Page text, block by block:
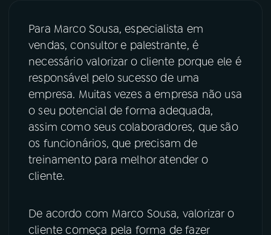
04PROGRAMAS
PODCASTS
06VIDEOCASTS
ACOMPANHE A RÁDIO NACIONAL
Para Marco Sousa, especialista em
vendas, consultor e palestrante, é
necessário valorizar o cliente porque ele é
responsável pelo sucesso de uma
empresa. Muitas vezes a empresa não usa
o seu potencial de forma adequada,
assim como seus colaboradores, que são
os funcionários, que precisam de
treinamento para melhor atender o
cliente.
De acordo com Marco Sousa, valorizar o
cliente começa pela forma de fazer